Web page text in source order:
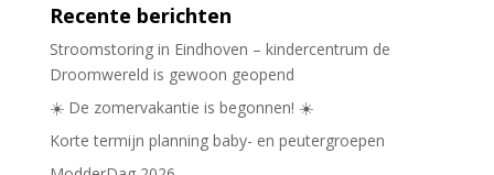
Recente berichten
Stroomstoring in Eindhoven – kindercentrum de
Droomwereld is gewoon geopend
☀️ De zomervakantie is begonnen! ☀️
Korte termijn planning baby- en peutergroepen